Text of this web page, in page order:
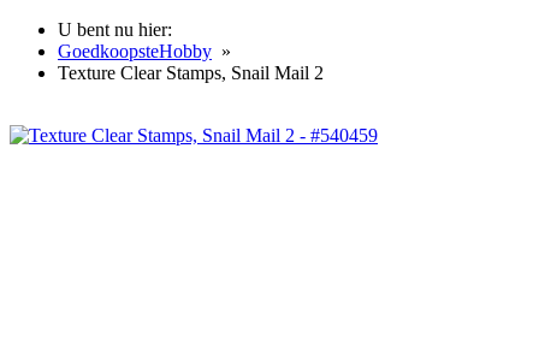
U bent nu hier:
GoedkoopsteHobby »
Texture Clear Stamps, Snail Mail 2